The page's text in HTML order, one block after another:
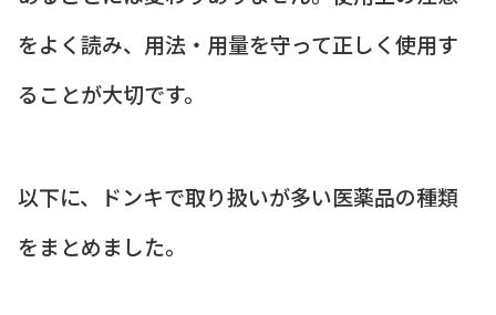
をよく読み、用法・用量を守って正しく使用す
ることが大切です。
以下に、ドンキで取り扱いが多い医薬品の種類
をまとめました。